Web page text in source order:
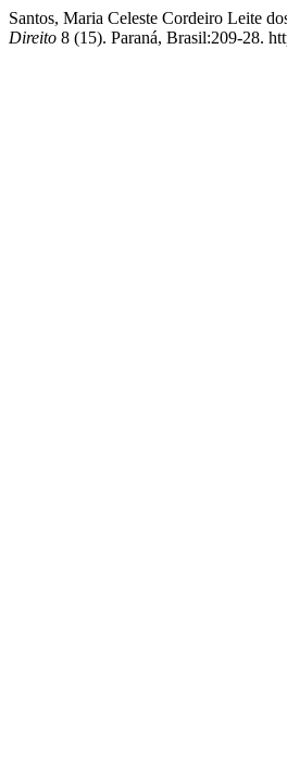
Santos, Maria Celeste Cordeiro Leite
Direito 8 (15). Paraná, Brasil:209-28.